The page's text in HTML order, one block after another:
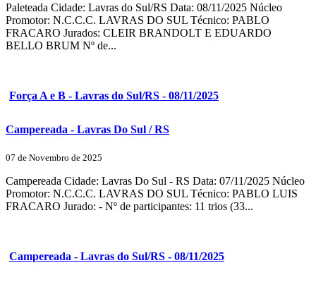
Paleteada Cidade: Lavras do Sul/RS Data: 08/11/2025 Núcleo
Promotor: N.C.C.C. LAVRAS DO SUL Técnico: PABLO
FRACARO Jurados: CLEIR BRANDOLT E EDUARDO
BELLO BRUM Nº de...
Força A e B - Lavras do Sul/RS - 08/11/2025
Campereada - Lavras Do Sul / RS
07 de Novembro de 2025
Campereada Cidade: Lavras Do Sul - RS Data: 07/11/2025 Núcleo
Promotor: N.C.C.C. LAVRAS DO SUL Técnico: PABLO LUIS
FRACARO Jurado: - Nº de participantes: 11 trios (33...
Campereada - Lavras do Sul/RS - 08/11/2025